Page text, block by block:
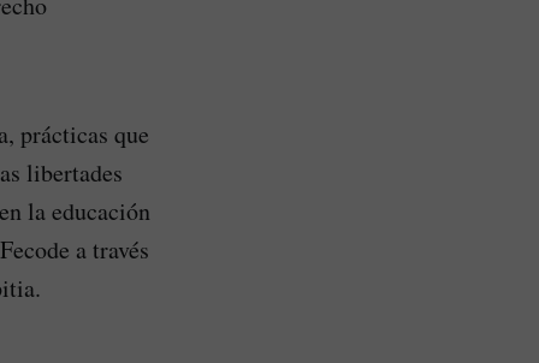
prácticas que
libertades
la educación
a través